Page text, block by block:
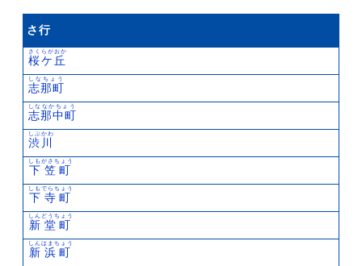
さ行
桜ケ丘
さくらがおか
志那町
しなちょう
志那中町
しななかちょう
渋川
しぶかわ
下笠町
しもがさちょう
下寺町
しもでらちょう
新堂町
しんどうちょう
新浜町
しんはまちょう